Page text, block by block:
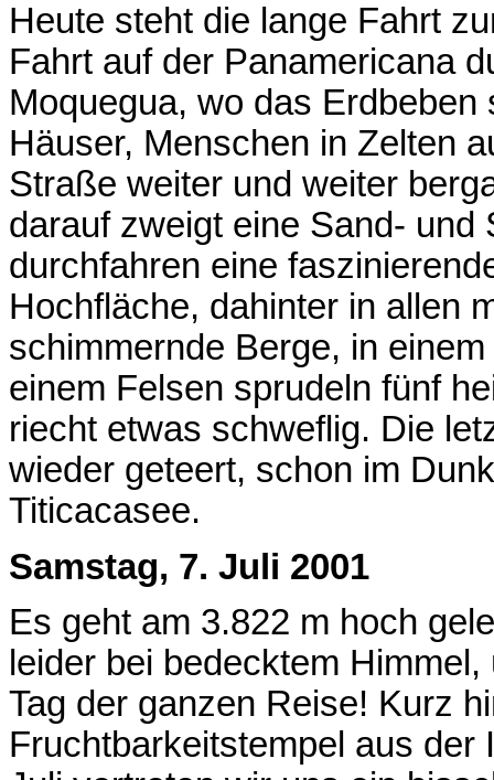
Heute steht die lange Fahrt
Fahrt auf der Panamericana
Moquegua, wo das
Häuser, Menschen in Zelten
Straße weiter und weiter
darauf zweigt eine Sand-
durchfahren eine
Hochfläche, dahinter in allen
schimmernde Berge, in
einem Felsen sprudeln fünf
riecht etwas schweflig. Die
wieder geteert, schon im
Titicacasee.
Samstag, 7. Juli 2001
Es geht am 3.822 m hoch
leider bei bedecktem
Tag der ganzen Reise! Kurz
Fruchtbarkeitstempel aus